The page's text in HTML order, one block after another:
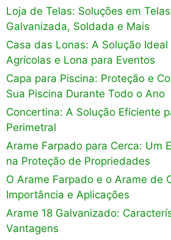
Loja de Telas: Soluções em
Galvanizada, Soldada e Mais
Casa das Lonas: A Solução
Agrícolas e Lona para Eventos
Capa para Piscina: Proteção e
Sua Piscina Durante Todo o Ano
Concertina: A Solução Eficiente
Perimetral
Arame Farpado para Cerca: Um
na Proteção de Propriedades
O Arame Farpado e o Arame de
Importância e Aplicações
Arame 18 Galvanizado:
Vantagens